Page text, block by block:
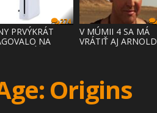
274
PRVÝKRÁT
NA
V MÚMII 4 SA MÁ
VRÁTIŤ AJ ARNOLD
Origins